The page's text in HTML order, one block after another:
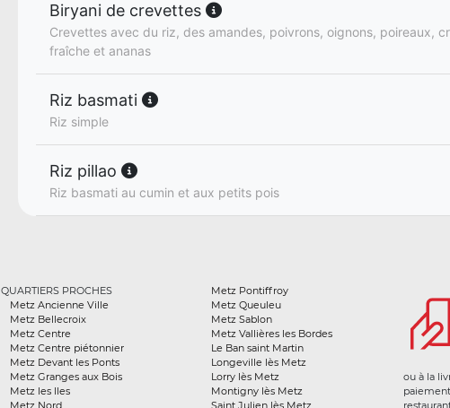
Biryani de crevettes
Crevettes avec du riz, des amandes, poivrons, oignons, poireaux,
fraîche et ananas
Riz basmati
Riz simple
Riz pillao
Riz basmati au cumin et aux petits pois
QUARTIERS PROCHES
Metz Ancienne Ville
Metz Bellecroix
Metz Centre
Metz Centre piétonnier
Metz Devant les Ponts
Metz Granges aux Bois
Metz les Iles
Metz Nord
Metz Pontiffroy
Metz Queuleu
Metz Sablon
Metz Vallières les Bordes
Le Ban saint Martin
Longeville lès Metz
Lorry lès Metz
Montigny lès Metz
Saint Julien lès Metz
ou à la